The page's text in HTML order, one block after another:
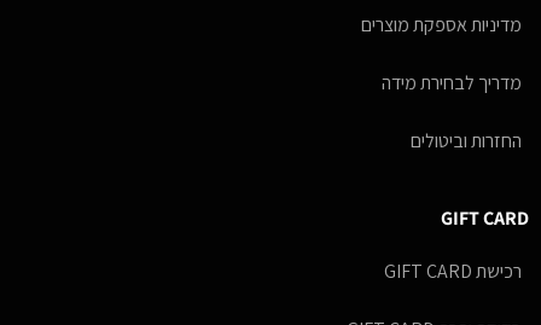
מדיניות אספקת מוצרים
מדריך לבחירת מידה
החזרות וביטולים
GIFT CARD
רכישת GIFT CARD